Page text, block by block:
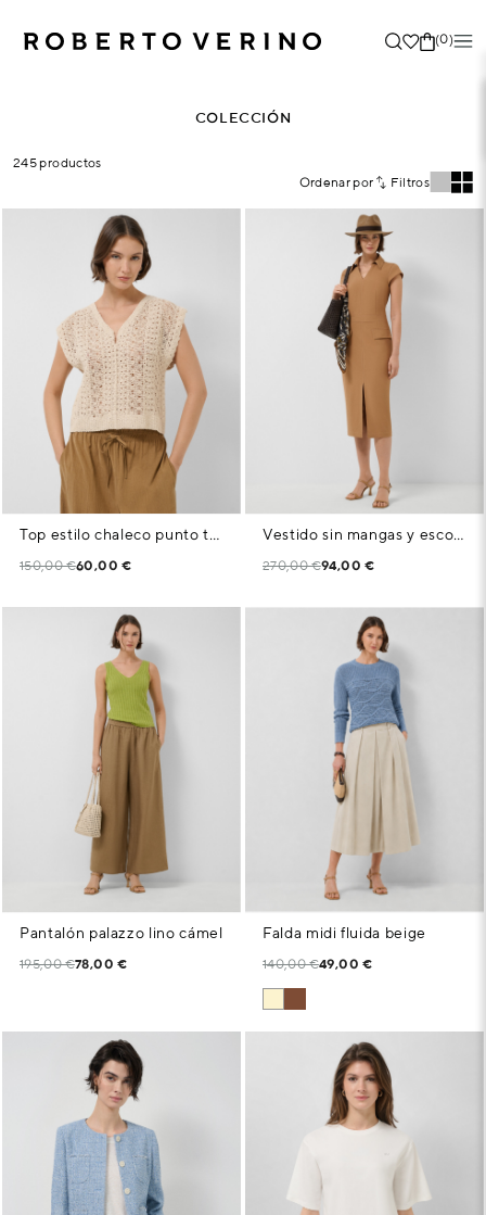
(0)
COLECCIÓN
245 productos
Ordenar por
Filtros
Top estilo chaleco punto trabajado beige
150,00 €60,00 €
Vestido sin mangas y escote pico cámel
270,00 €94,00 €
Pantalón palazzo lino cámel
195,00 €78,00 €
Falda midi fluida beige
140,00 €49,00 €